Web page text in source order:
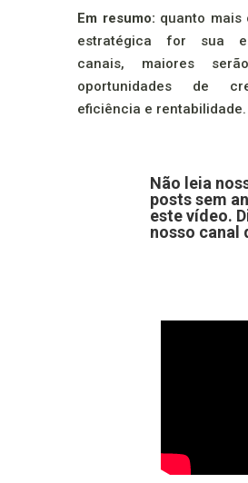
Em resumo: quanto mais
estratégica for sua
canais, maiores
oportunidades de
eficiência e rentabilidade.
Não leia
posts sem
este vídeo.
nosso canal